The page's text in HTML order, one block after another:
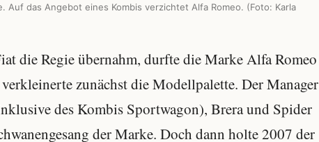
Auf das Angebot eines Kombis verzichtet Alfa Romeo. (Foto: Karla
die Regie übernahm, durfte die Marke Alfa Romeo
zunächst die Modellpalette. Der Manager
des Kombis Sportwagon), Brera und Spider
der Marke. Doch dann holte 2007 der